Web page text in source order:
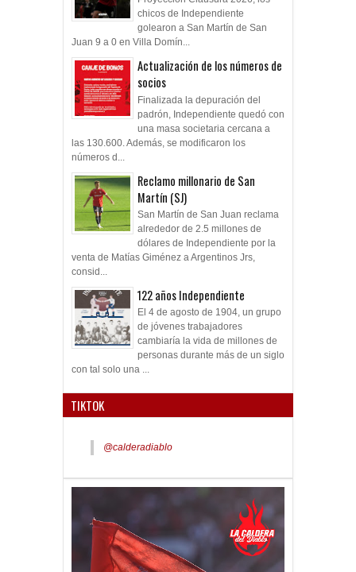
chicos de Independiente
golearon a San Martín de San
Juan 9 a 0 en Villa Domín...
Actualización de los números de
socios
Finalizada la depuración del
padrón, Independiente quedó con
una masa societaria cercana a
las 130.600. Además, se modificaron los
números d...
Reclamo millonario de San
Martín (SJ)
San Martín de San Juan reclama
alrededor de 2.5 millones de
dólares de Independiente por la
venta de Matías Giménez a Argentinos Jrs,
consid...
122 años Independiente
El 4 de agosto de 1904, un grupo
de jóvenes trabajadores
cambiaría la vida de millones de
personas durante más de un siglo
con tal solo una ...
TIKTOK
@calderadiablo